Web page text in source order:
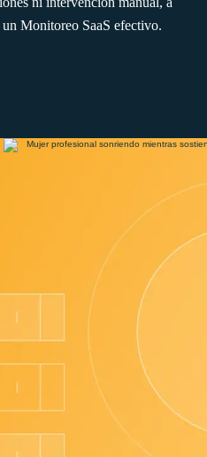
un Monitoreo SaaS efectivo.